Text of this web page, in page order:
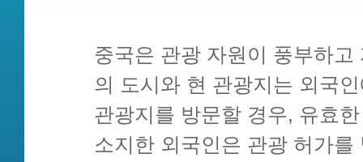
중국은 관광 자원이 풍부하
의 도시와 현 관광지는 외국
관광지를 방문할 경우, 유효
소지한 외국인은 관광 허가